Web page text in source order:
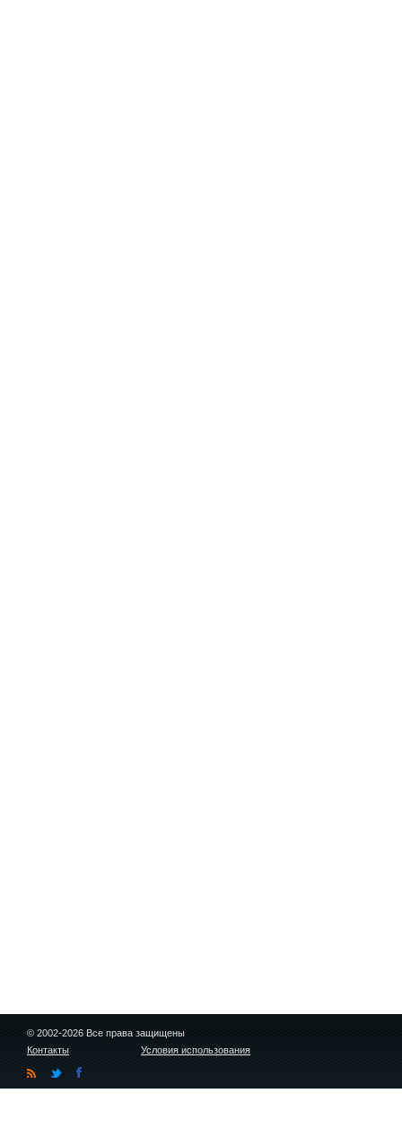
© 2002-2026 Все права защищены
Контакты
Условия использования